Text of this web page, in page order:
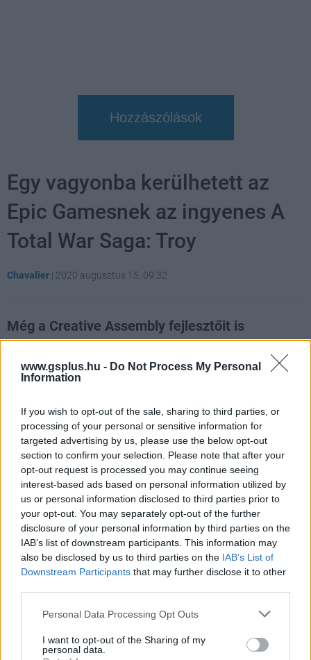
www.gsplus.hu - Do Not Process My Personal
Information
If you wish to opt-out of the sale, sharing to third parties, or
processing of your personal or sensitive information for
targeted advertising by us, please use the below opt-out
section to confirm your selection. Please note that after your
opt-out request is processed you may continue seeing
interest-based ads based on personal information utilized by
us or personal information disclosed to third parties prior to
your opt-out. You may separately opt-out of the further
disclosure of your personal information by third parties on the
IAB’s list of downstream participants. This information may
also be disclosed by us to third parties on the IAB’s List of
Downstream Participants that may further disclose it to other
Please note that this website/app uses one or more Google
not limited to your visit or usage behaviour. You may click to
grant or deny consent to Google and its third-party tags to
Personal Data Processing Opt Outs
I want to opt-out of the Sharing of my
personal data.
Hozzászólások
Egy vagyonba kerülhetett az
Epic Gamesnek az ingyenes A
Total War Saga: Troy
Chavalier | 2020 augusztus 15. 09:32
Még a Creative Assembly fejlesztőit is
meglepte, hogy mekkora volt az érdeklődés a
24 órán keresztül ingyen osztogatott stratégiai
játék iránt.
Unmute Loaded:
21.65%
Jó ideje próbálja magához édesgetni az Epic Games a
PC-s gamereket oly módon, hogy heti rendszerességgel
megajándékozza őket pár játékkal. Nyilvános statisztika
híján fogalmunk sincs arról, hogy egy-egy cím mekkora
tömegeket mozgat meg, mindeddig csupán abból
következtethettünk kiugróan nagy forgalomra, amikor
látványosan megrogyott, konkrétanleállt az Epic Games
Storeaz ingyen osztogatott Grand Theft Auto V
lehetetlen kirobbantani az eladási toplisták
élmezőnyéből, úgy vonzotta a feltehetően inkább a GTA
Online, semmint a sztorimód miatt besózott